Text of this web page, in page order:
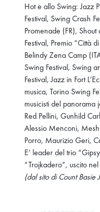
Hot e allo Swing: Jazz
Festival, Swing Crash
Promenade (FR),
Festival, Premio “Città
Belindy Zena Camp
Swing Festival, Swing
Festival, Jazz in Fort
musica, Torino Swing
musicisti del
Red Pellini, Gunhild
Alessio Menconi,
Porro, Maurizio Geri,
E’ leader del trio
“Trojkadero”, uscito
(dal sito di Count Basie